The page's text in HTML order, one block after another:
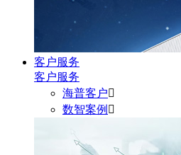
客户服务
客户服务
海普客户
数智案例 